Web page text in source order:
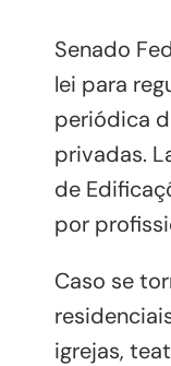
Senado
lei para
periódica
privadas.
de
por
Caso se
igrejas,